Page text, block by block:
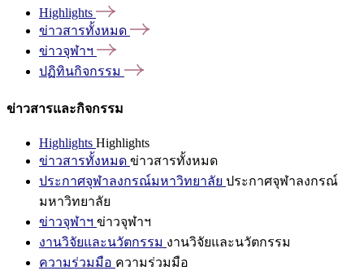
Highlights
ข่าวสารทั้งหมด
ข่าวจุฬาฯ
ปฏิทินกิจกรรม
ข่าวสารและกิจกรรม
Highlights Highlights
ข่าวสารทั้งหมด ข่าวสารทั้งหมด
ประกาศจุฬาลงกรณ์มหาวิทยาลัย ประกาศจุฬาลงกรณ์
มหาวิทยาลัย
ข่าวจุฬาฯ ข่าวจุฬาฯ
งานวิจัยและนวัตกรรม งานวิจัยและนวัตกรรม
ความร่วมมือ ความร่วมมือ